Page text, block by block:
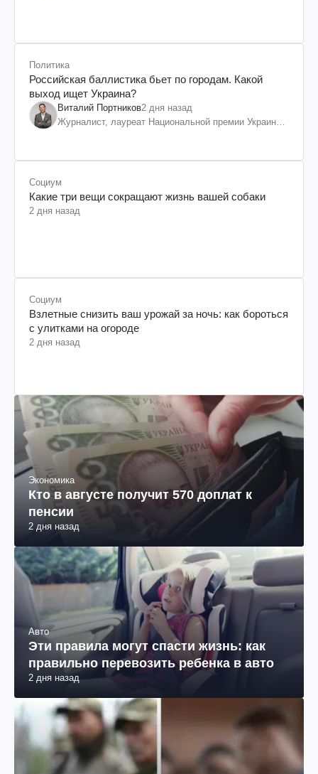
Политика
Российская баллистика бьет по городам. Какой
выход ищет Украина?
Виталий Портников2 дня назад
Журналист, лауреат Национальной премии Украины
Социум
Какие три вещи сокращают жизнь вашей собаки
2 дня назад
Социум
Взлетные снизить ваш урожай за ночь: как бороться
с улитками на огороде
2 дня назад
Экономика
Кто в августе получит 570 доплат к
пенсии
2 дня назад
Авто
Эти правила могут спасти жизнь: как
правильно перевозить ребенка в авто
2 дня назад